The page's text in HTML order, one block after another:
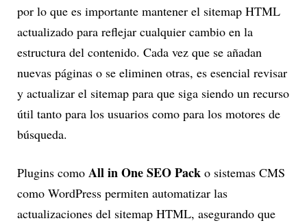
por lo que es importante mantener el sitemap HTML
actualizado para reflejar cualquier cambio en la
estructura del contenido. Cada vez que se añadan
nuevas páginas o se eliminen otras, es esencial revisar
y actualizar el sitemap para que siga siendo un recurso
útil tanto para los usuarios como para los motores de
búsqueda.
Plugins como All in One SEO Pack o sistemas CMS
como WordPress permiten automatizar las
actualizaciones del sitemap HTML, asegurando que